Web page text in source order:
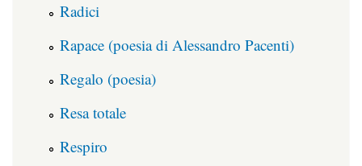
Radici
Rapace (poesia di Alessandro Pacenti)
Regalo (poesia)
Resa totale
Respiro